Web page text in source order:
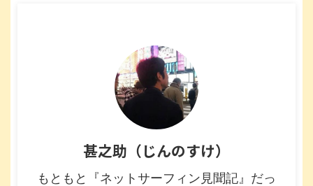
甚之助（じんのすけ）
もともと『ネットサーフィン見聞記』だっ